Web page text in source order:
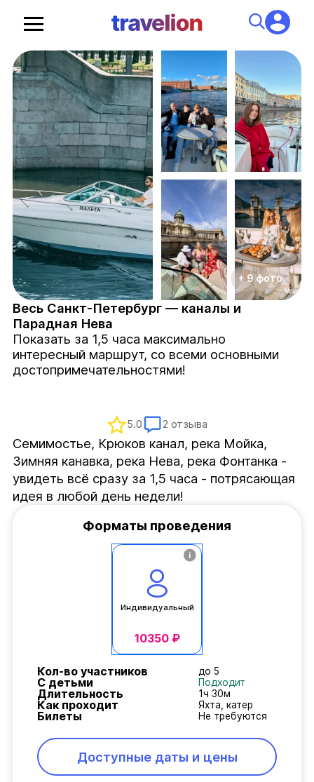
Весь Санкт-Петербург — каналы и
Парадная Нева
Показать за 1,5 часа максимально
интересный маршрут, со всеми основными
достопримечательностями!
+ 9 фото
Семимостье, Крюков канал, река Мойка,
Зимняя канавка, река Нева, река Фонтанка -
увидеть всё сразу за 1,5 часа - потрясающая
идея в любой день недели!
5.0 2 отзыва
Форматы проведения
Индивидуальный
10350 ₽
Кол-во участников до 5
С детьми Подходит
Длительность 1ч 30м
Как проходит Яхта, катер
Билеты Не требуются
Доступные даты и цены